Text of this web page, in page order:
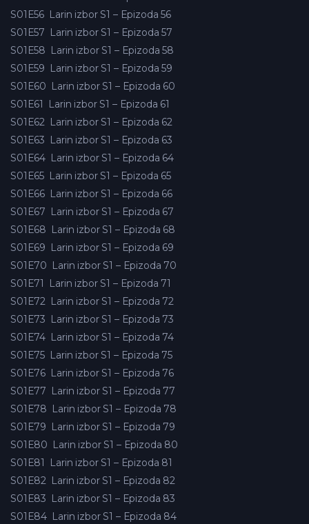
S01E56 Larin izbor S1 – Epizoda 56
S01E57 Larin izbor S1 – Epizoda 57
S01E58 Larin izbor S1 – Epizoda 58
S01E59 Larin izbor S1 – Epizoda 59
S01E60 Larin izbor S1 – Epizoda 60
S01E61
Larin izbor S1 – Epizoda 61
S01E62 Larin izbor S1 – Epizoda 62
S01E63 Larin izbor S1 – Epizoda 63
S01E64 Larin izbor S1 – Epizoda 64
S01E65 Larin izbor S1 – Epizoda 65
S01E66 Larin izbor S1 – Epizoda 66
S01E67 Larin izbor S1 – Epizoda 67
S01E68 Larin izbor S1 – Epizoda 68
S01E69 Larin izbor S1 – Epizoda 69
S01E70 Larin izbor S1 – Epizoda 70
S01E71
Larin izbor S1 – Epizoda 71
S01E72 Larin izbor S1 – Epizoda 72
S01E73 Larin izbor S1 – Epizoda 73
S01E74 Larin izbor S1 – Epizoda 74
S01E75 Larin izbor S1 – Epizoda 75
S01E76 Larin izbor S1 – Epizoda 76
S01E77 Larin izbor S1 – Epizoda 77
S01E78 Larin izbor S1 – Epizoda 78
S01E79 Larin izbor S1 – Epizoda 79
S01E80 Larin izbor S1 – Epizoda 80
S01E81
Larin izbor S1 – Epizoda 81
S01E82 Larin izbor S1 – Epizoda 82
S01E83 Larin izbor S1 – Epizoda 83
S01E84 Larin izbor S1 – Epizoda 84